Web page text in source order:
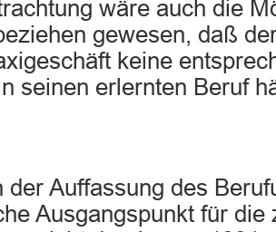
wäre auch die
gewesen, daß
keine
seinen erlernten Beruf
der Auffassung des
Ausgangspunkt für die